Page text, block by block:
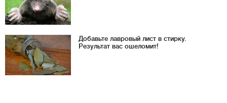
Добавьте лавровый лист в стирку.
Результат вас ошеломит!